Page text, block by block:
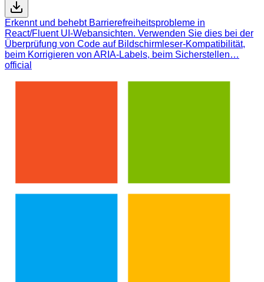
Erkennt und behebt Barrierefreiheitsprobleme in
React/Fluent UI-Webansichten. Verwenden Sie dies bei der
Überprüfung von Code auf Bildschirmleser-Kompatibilität,
beim Korrigieren von ARIA-Labels, beim Sicherstellen…
official